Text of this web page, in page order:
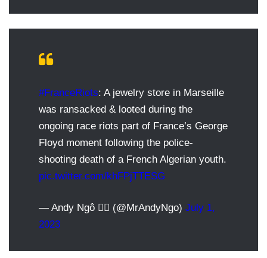
#FranceRiots: A jewelry store in Marseille
was ransacked & looted during the
ongoing race riots part of France’s George
Floyd moment following the police-
shooting death of a French Algerian youth.
pic.twitter.com/khFPjTTESG
— Andy Ngô 🏳️‍🌈 (@MrAndyNgo) July 1,
2023